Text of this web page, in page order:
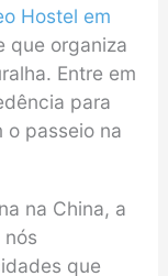
Hostel em
que organiza
Entre em
para
passeio na
na China, a
que